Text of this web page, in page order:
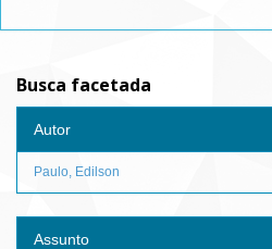
Busca facetada
Autor
Paulo, Edilson
Assunto